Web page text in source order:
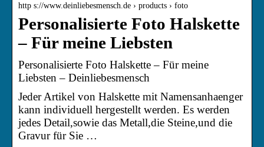
http s://www.deinliebesmensch.de › products › foto
Personalisierte Foto Halskette
– Für meine Liebsten
Personalisierte Foto Halskette – Für meine
Liebsten – Deinliebesmensch
Jeder Artikel von Halskette mit Namensanhaenger
kann individuell hergestellt werden. Es werden
jedes Detail,sowie das Metall,die Steine,und die
Gravur für Sie …